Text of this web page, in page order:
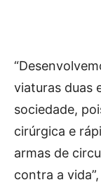
viaturas duas
sociedade,
cirúrgica e
armas de
contra a